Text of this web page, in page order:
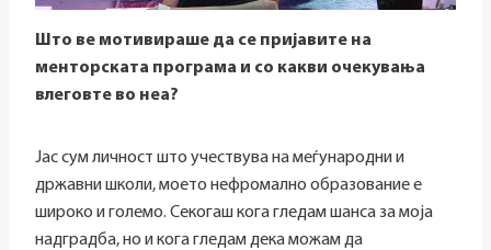
Што ве мотивираше да се пријавите на
менторската програма и со какви очекувања
влеговте во неа?
Јас сум личност што учествува на меѓународни и
државни школи, моето нефромално образование е
широко и големо. Секогаш кога гледам шанса за моја
надградба, но и кога гледам дека можам да